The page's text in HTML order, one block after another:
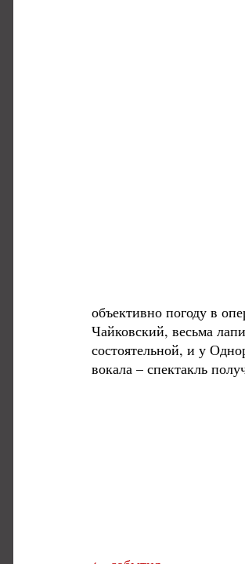
объективно погоду в
Чайковский, весьма
состоятельной, и у
вокала – спектакль